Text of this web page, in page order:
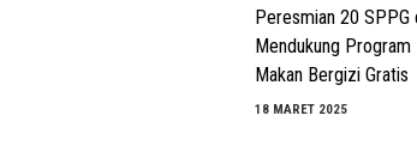
Peresmian 20 SPPG
Mendukung Program
Makan Bergizi Gratis
18 MARET 2025